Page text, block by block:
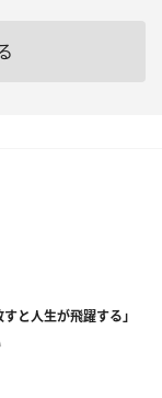
と人生が飛躍する」